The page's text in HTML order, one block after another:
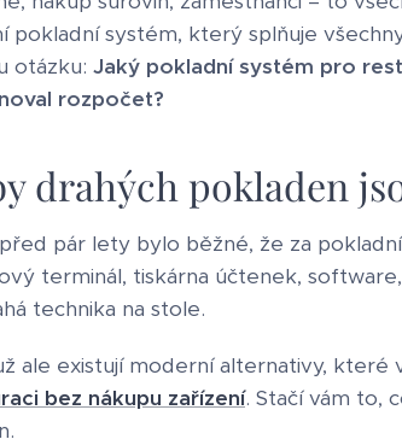
pokladní systém, který splňuje
otázku: Jaký pokladní systém pro
rozpočet?
drahých pokladen
pár lety bylo běžné, že za
terminál, tiskárna účtenek,
technika na stole.
ale existují moderní alternativy,
bez nákupu zařízení. Stačí vám to,